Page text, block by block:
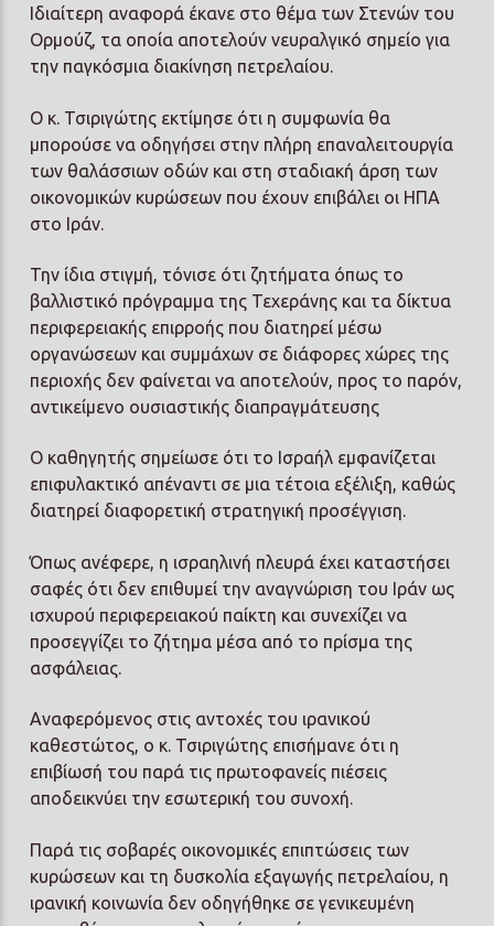
Ιδιαίτερη αναφορά έκανε στο θέμα των Στενών του
Ορμούζ, τα οποία αποτελούν νευραλγικό σημείο για
την παγκόσμια διακίνηση πετρελαίου.
Ο κ. Τσιριγώτης εκτίμησε ότι η συμφωνία θα
μπορούσε να οδηγήσει στην πλήρη επαναλειτουργία
των θαλάσσιων οδών και στη σταδιακή άρση των
οικονομικών κυρώσεων που έχουν επιβάλει οι ΗΠΑ
στο Ιράν.
Την ίδια στιγμή, τόνισε ότι ζητήματα όπως το
βαλλιστικό πρόγραμμα της Τεχεράνης και τα δίκτυα
περιφερειακής επιρροής που διατηρεί μέσω
οργανώσεων και συμμάχων σε διάφορες χώρες της
περιοχής δεν φαίνεται να αποτελούν, προς το παρόν,
αντικείμενο ουσιαστικής διαπραγμάτευσης
Ο καθηγητής σημείωσε ότι το Ισραήλ εμφανίζεται
επιφυλακτικό απέναντι σε μια τέτοια εξέλιξη, καθώς
διατηρεί διαφορετική στρατηγική προσέγγιση.
Όπως ανέφερε, η ισραηλινή πλευρά έχει καταστήσει
σαφές ότι δεν επιθυμεί την αναγνώριση του Ιράν ως
ισχυρού περιφερειακού παίκτη και συνεχίζει να
προσεγγίζει το ζήτημα μέσα από το πρίσμα της
ασφάλειας.
Αναφερόμενος στις αντοχές του ιρανικού
καθεστώτος, ο κ. Τσιριγώτης επισήμανε ότι η
επιβίωσή του παρά τις πρωτοφανείς πιέσεις
αποδεικνύει την εσωτερική του συνοχή.
Παρά τις σοβαρές οικονομικές επιπτώσεις των
κυρώσεων και τη δυσκολία εξαγωγής πετρελαίου, η
ιρανική κοινωνία δεν οδηγήθηκε σε γενικευμένη